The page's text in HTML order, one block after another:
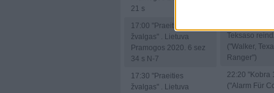
21 s
17:00 "Praeities
žvalgas" . Lietuva
Pramogos 2020. 6 sez
34 s N-7
17:30 "Praeities
žvalgas" . Lietuva
Teksaso
("Walker,
Ranger")
22:20 "Kobra
("Alarm Für